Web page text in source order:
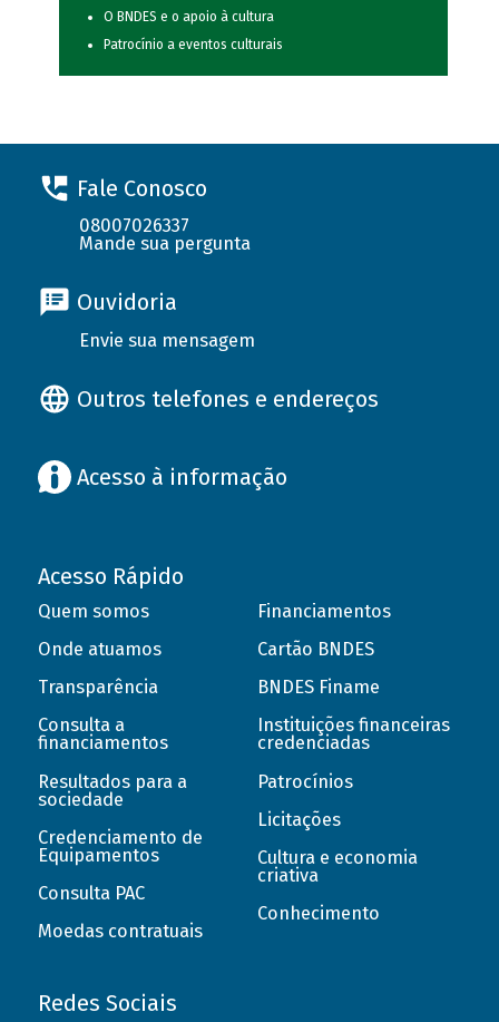
O BNDES e o apoio à cultura
Patrocínio a eventos culturais
Fale Conosco
08007026337
Mande sua pergunta
Ouvidoria
Envie sua mensagem
Outros telefones e endereços
Acesso à informação
Acesso Rápido
Quem somos
Onde atuamos
Transparência
Consulta a
financiamentos
Resultados para a
sociedade
Credenciamento de
Equipamentos
Consulta PAC
Moedas contratuais
Financiamentos
Cartão BNDES
BNDES Finame
Instituições financeiras
credenciadas
Patrocínios
Licitações
Cultura e economia
criativa
Conhecimento
Redes Sociais